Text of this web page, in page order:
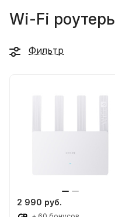
Wi-Fi
Фильтр
2 990 руб.